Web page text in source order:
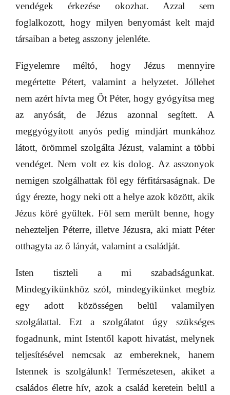
vendégek érkezése okozhat. Azzal sem
foglalkozott, hogy milyen benyomást kelt majd
társaiban a beteg asszony jelenléte.
Figyelemre méltó, hogy Jézus mennyire
megértette Pétert, valamint a helyzetet. Jóllehet
nem azért hívta meg Őt Péter, hogy gyógyítsa meg
az anyósát, de Jézus azonnal segített. A
meggyógyított anyós pedig mindjárt munkához
látott, örömmel szolgálta Jézust, valamint a többi
vendéget. Nem volt ez kis dolog. Az asszonyok
nemigen szolgálhattak föl egy férfitársaságnak. De
úgy érezte, hogy neki ott a helye azok között, akik
Jézus köré gyűltek. Föl sem merült benne, hogy
nehezteljen Péterre, illetve Jézusra, aki miatt Péter
otthagyta az ő lányát, valamint a családját.
Isten tiszteli a mi szabadságunkat.
Mindegyikünkhöz szól, mindegyikünket megbíz
egy adott közösségen belül valamilyen
szolgálattal. Ezt a szolgálatot úgy szükséges
fogadnunk, mint Istentől kapott hivatást, melynek
teljesítésével nemcsak az embereknek, hanem
Istennek is szolgálunk! Természetesen, akiket a
családos életre hív, azok a család keretein belül a